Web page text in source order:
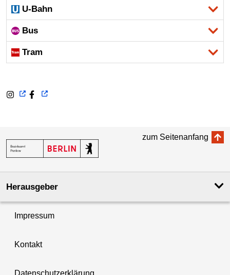
U-Bahn
Bus
Tram
zum Seitenanfang
Herausgeber
Impressum
Kontakt